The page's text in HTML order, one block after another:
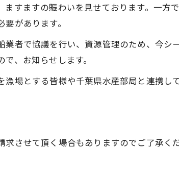
すますの賑わいを見せております。一方
があります。
者で協議を行い、資源管理のため、今
、お知らせします。
場とする皆様や千葉県水産部局と連携し
させて頂く場合もありますのでご了承く